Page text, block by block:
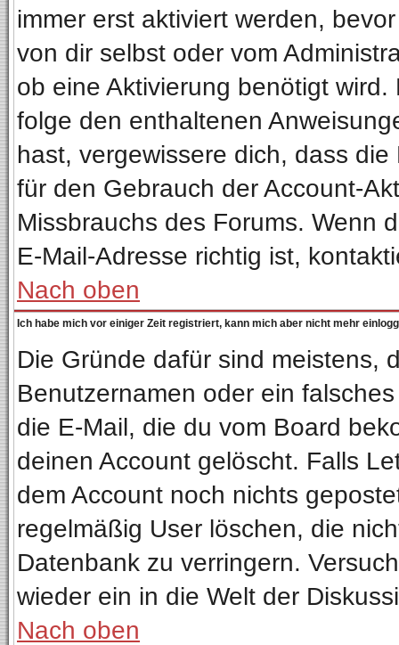
immer erst aktiviert werden,
von dir selbst oder vom
ob eine Aktivierung benötigt
folge den enthaltenen
hast, vergewissere dich, dass
für den Gebrauch der Account-
Missbrauchs des Forums. Wenn
E-Mail-Adresse richtig ist,
Nach oben
Ich habe mich vor einiger Zeit registriert, kann mich aber nicht mehr
Die Gründe dafür sind meistens,
Benutzernamen oder ein
die E-Mail, die du vom Board
deinen Account gelöscht. Falls
dem Account noch nichts
regelmäßig User löschen, die
Datenbank zu verringern.
wieder ein in die Welt der
Nach oben